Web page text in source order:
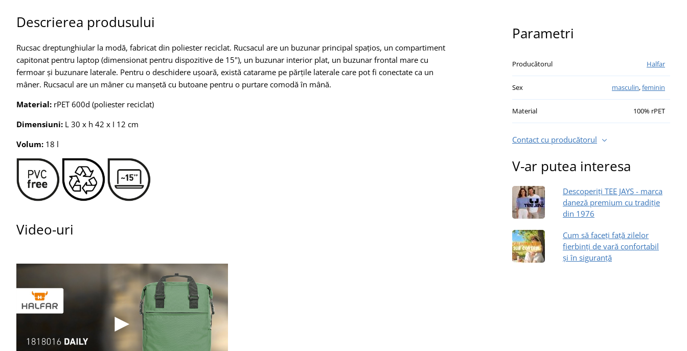
Descrierea produsului
Rucsac dreptunghiular la modă, fabricat din poliester reciclat. Rucsacul are un buzunar principal spațios, un compartiment
capitonat pentru laptop (dimensionat pentru dispozitive de 15"), un buzunar interior plat, un buzunar frontal mare cu
fermoar și buzunare laterale. Pentru o deschidere ușoară, există catarame pe părțile laterale care pot fi conectate ca un
mâner. Rucsacul are un mâner cu manșetă cu butoane pentru o purtare comodă în mână.
Material: rPET 600d (poliester reciclat)
Dimensiuni: L 30 x h 42 x I 12 cm
Volum: 18 l
Video-uri
Parametri
Producătorul Halfar
Sex masculin,feminin
Material 100% rPET
Contact cu producătorul
V-ar putea interesa
Descoperiți TEE JAYS - marca
daneză premium cu tradiție
din 1976
Cum să faceți față zilelor
fierbinți de vară confortabil
și în siguranță